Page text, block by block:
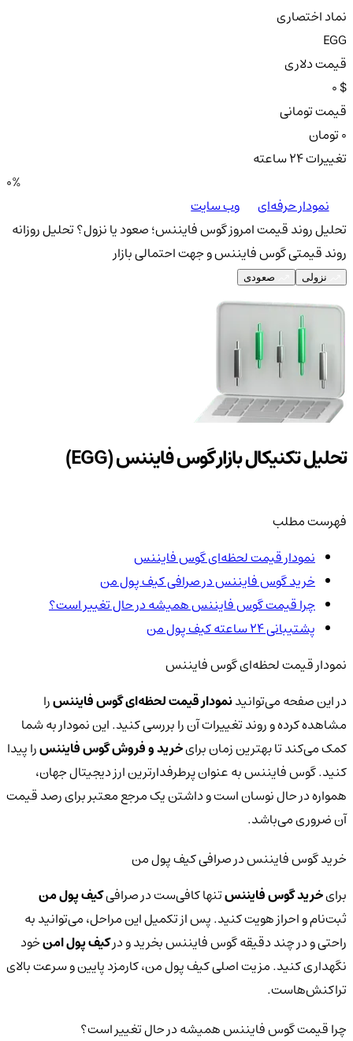
نماد اختصاری
EGG
قیمت دلاری
0 $
قیمت تومانی
تغییرات ۲۴ ساعته
0%
نمودار حرفه‌ای
وب سایت
تحلیل روند قیمت امروز گوس فایننس؛ صعود یا نزول؟تحلیل روزانه
روند قیمتی گوس فایننس و جهت احتمالی بازار
نزولی صعودی
تحلیل تکنیکال بازار گوس فایننس (EGG)
فهرست مطلب
نمودار قیمت لحظه‌ای گوس فایننس
خرید گوس فایننس در صرافی کیف پول من
چرا قیمت گوس فایننس همیشه در حال تغییر است؟
پشتیبانی ۲۴ ساعته کیف پول من
نمودار قیمت لحظه‌ای گوس فایننس
در این صفحه می‌توانیدنمودار قیمت لحظه‌ای گوس فایننسرا
مشاهده کرده و روند تغییرات آن را بررسی کنید. این نمودار به شما
کمک می‌کند تا بهترین زمان برایخرید و فروش گوس فایننسرا پیدا
کنید. گوس فایننس به عنوان پرطرفدارترین ارز دیجیتال جهان،
همواره در حال نوسان است و داشتن یک مرجع معتبر برای رصد قیمت
آن ضروری می‌باشد.
خرید گوس فایننس در صرافی کیف پول من
برایخرید گوس فایننستنها کافی‌ست در صرافیکیف پول من
ثبت‌نام و احراز هویت کنید. پس از تکمیل این مراحل، می‌توانید به
راحتی و در چند دقیقه گوس فایننس بخرید و درکیف پول امنخود
نگهداری کنید. مزیت اصلی کیف پول من، کارمزد پایین و سرعت بالای
تراکنش‌هاست.
چرا قیمت گوس فایننس همیشه در حال تغییر است؟